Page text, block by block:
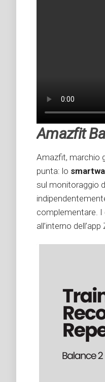
Amazfit
Amazfit, marchio
punta: lo
sul monitoraggio
complementare.
all’interno